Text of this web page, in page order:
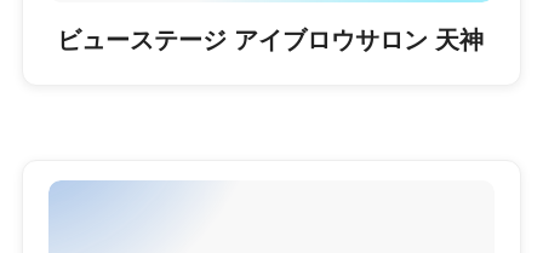
ビューステージ アイブロウサロン 天神